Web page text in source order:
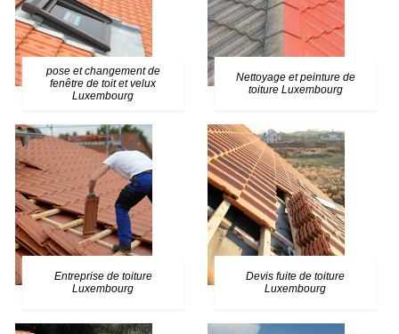
pose et changement de
fenêtre de toit et velux
Luxembourg
Nettoyage et peinture de
toiture Luxembourg
Entreprise de toiture
Luxembourg
Devis fuite de toiture
Luxembourg